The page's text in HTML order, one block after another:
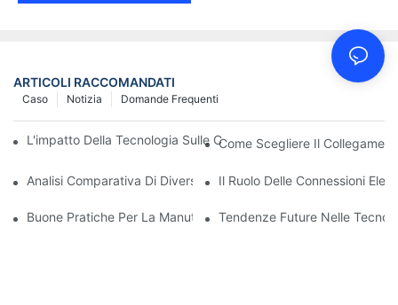
ARTICOLI RACCOMANDATI
Domande Frequenti
Notizia
Caso
L'impatto Della Tecnologia Sulle Connessioni Elettriche
Come Scegliere Il
Analisi Comparativa Di Diversi Tipi Di Connessioni Elettriche
Il Ruolo Delle Connessioni
Buone Pratiche Per La Manutenzione Dei Collegamenti Elettrici
Tendenze Future Nelle